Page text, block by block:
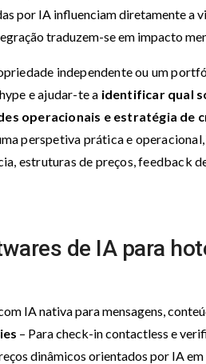
por IA influenciam diretamente a
traduzem-se em impacto
independente ou um
e ajudar-te a identificar qual
operacionais e estratégia de
perspetiva prática e
estruturas de preços, feedback
de IA para
IA nativa para mensagens,
– Para check-in contactless e
dinâmicos orientados por IA